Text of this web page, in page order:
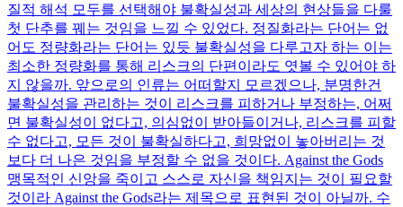
질적 해석 모두를 선택해야 불확실성과 세상의 현상들을 다룰
첫 단추를 꿰는 것임을 느낄 수 있었다. 정질화라는 단어는 없
어도 정량화라는 단어는 있듯 불확실성을 다루고자 하는 이는
최소한 정량화를 통해 리스크의 단편이라도 엿볼 수 있어야 하
지 않을까. 앞으로의 인류는 어떠할지 모르겠으나, 분명한건
불확실성을 관리하는 것이 리스크를 피하거나 부정하는, 어쩌
면 불확실성이 없다고, 의심없이 받아들이거나, 리스크를 피할
수 없다고, 모든 것이 불확실하다고, 희망없이 놓아버리는 것
보다 더 나은 것임을 부정할 수 없을 것이다. Against the Gods
맹목적인 신앙을 죽이고 스스로 자신을 책임지는 것이 필요할
것이라 Against the Gods라는 제목으로 표현된 것이 아닐까. 수